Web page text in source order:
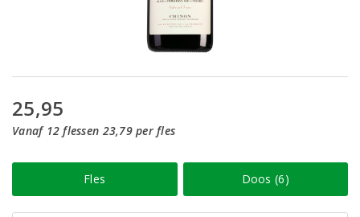
25,95
Vanaf 12 flessen 23,79 per fles
Fles Doos (6)